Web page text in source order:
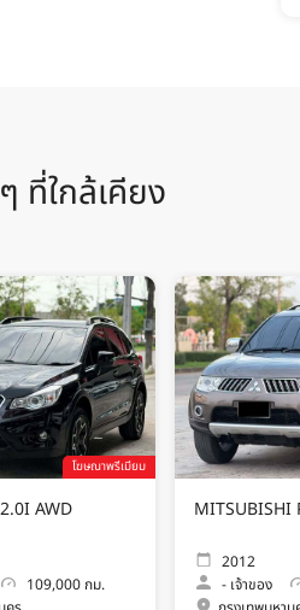
ที่ใกล้เคียง
โฆษณาพรีเมียม
AWD
109,000 กม.
MITSUBISHI
2012
- เจ้าของ